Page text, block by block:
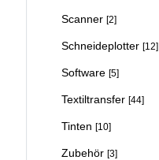
Scanner [2]
Schneideplotter [12]
Software [5]
Textiltransfer [44]
Tinten [10]
Zubehör [3]